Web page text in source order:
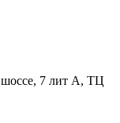
шоссе, 7 лит А, ТЦ